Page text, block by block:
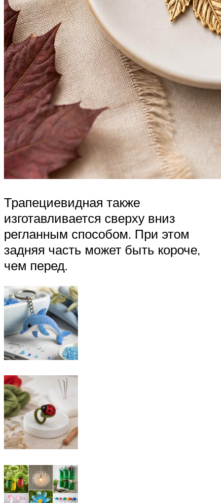
Трапециевидная также
изготавливается сверху вниз
регланным способом. При этом
задняя часть может быть короче,
чем перед.